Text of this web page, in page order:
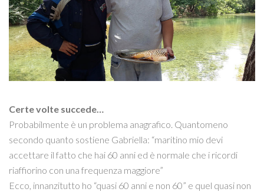
Certe volte succede…
Probabilmente è un problema anagrafico. Quantomeno
secondo quanto sostiene Gabriella: “maritino mio devi
accettare il fatto che hai 60 anni ed è normale che i ricordi
riaffiorino con una frequenza maggiore”
Ecco, innanzitutto ho “quasi 60 anni e non 60” e quel quasi non